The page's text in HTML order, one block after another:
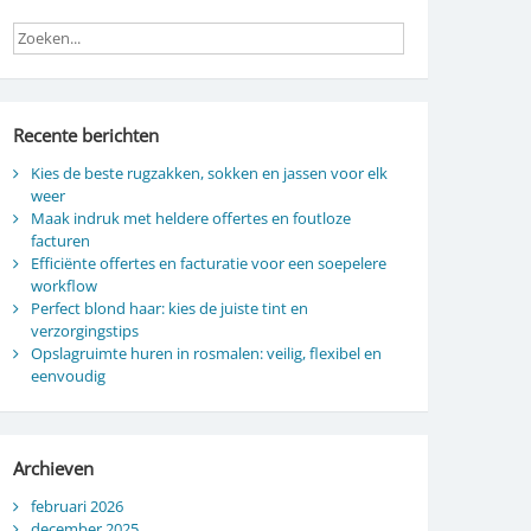
Recente berichten
Kies de beste rugzakken, sokken en jassen voor elk
weer
Maak indruk met heldere offertes en foutloze
facturen
Efficiënte offertes en facturatie voor een soepelere
workflow
Perfect blond haar: kies de juiste tint en
verzorgingstips
Opslagruimte huren in rosmalen: veilig, flexibel en
eenvoudig
Archieven
februari 2026